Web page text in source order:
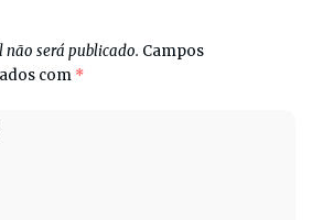
não será publicado. Campos
com *